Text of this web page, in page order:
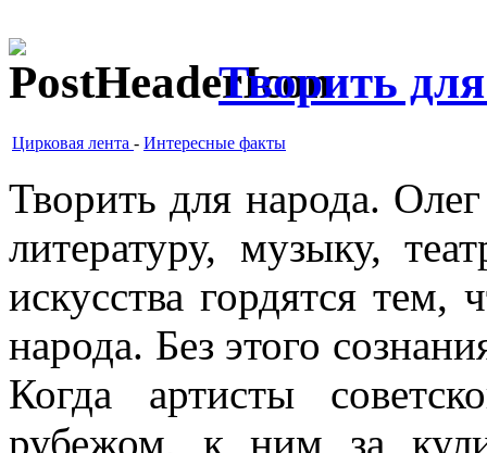
Творить
Цирковая лента - Интересные факты
Творить для народа.
литературу, музыку,
искусства гордятся тем,
народа. Без этого
Когда артисты
рубежом, к ним за